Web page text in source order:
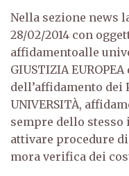
Nella sezione news
28/02/2014 con
affidamentoalle
GIUSTIZIA
dell’affidamento dei
UNIVERSITÀ,
sempre dello stesso
attivare procedure
mora verifica dei